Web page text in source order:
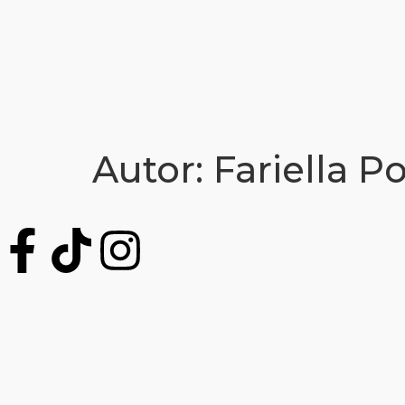
Autor: Fariella